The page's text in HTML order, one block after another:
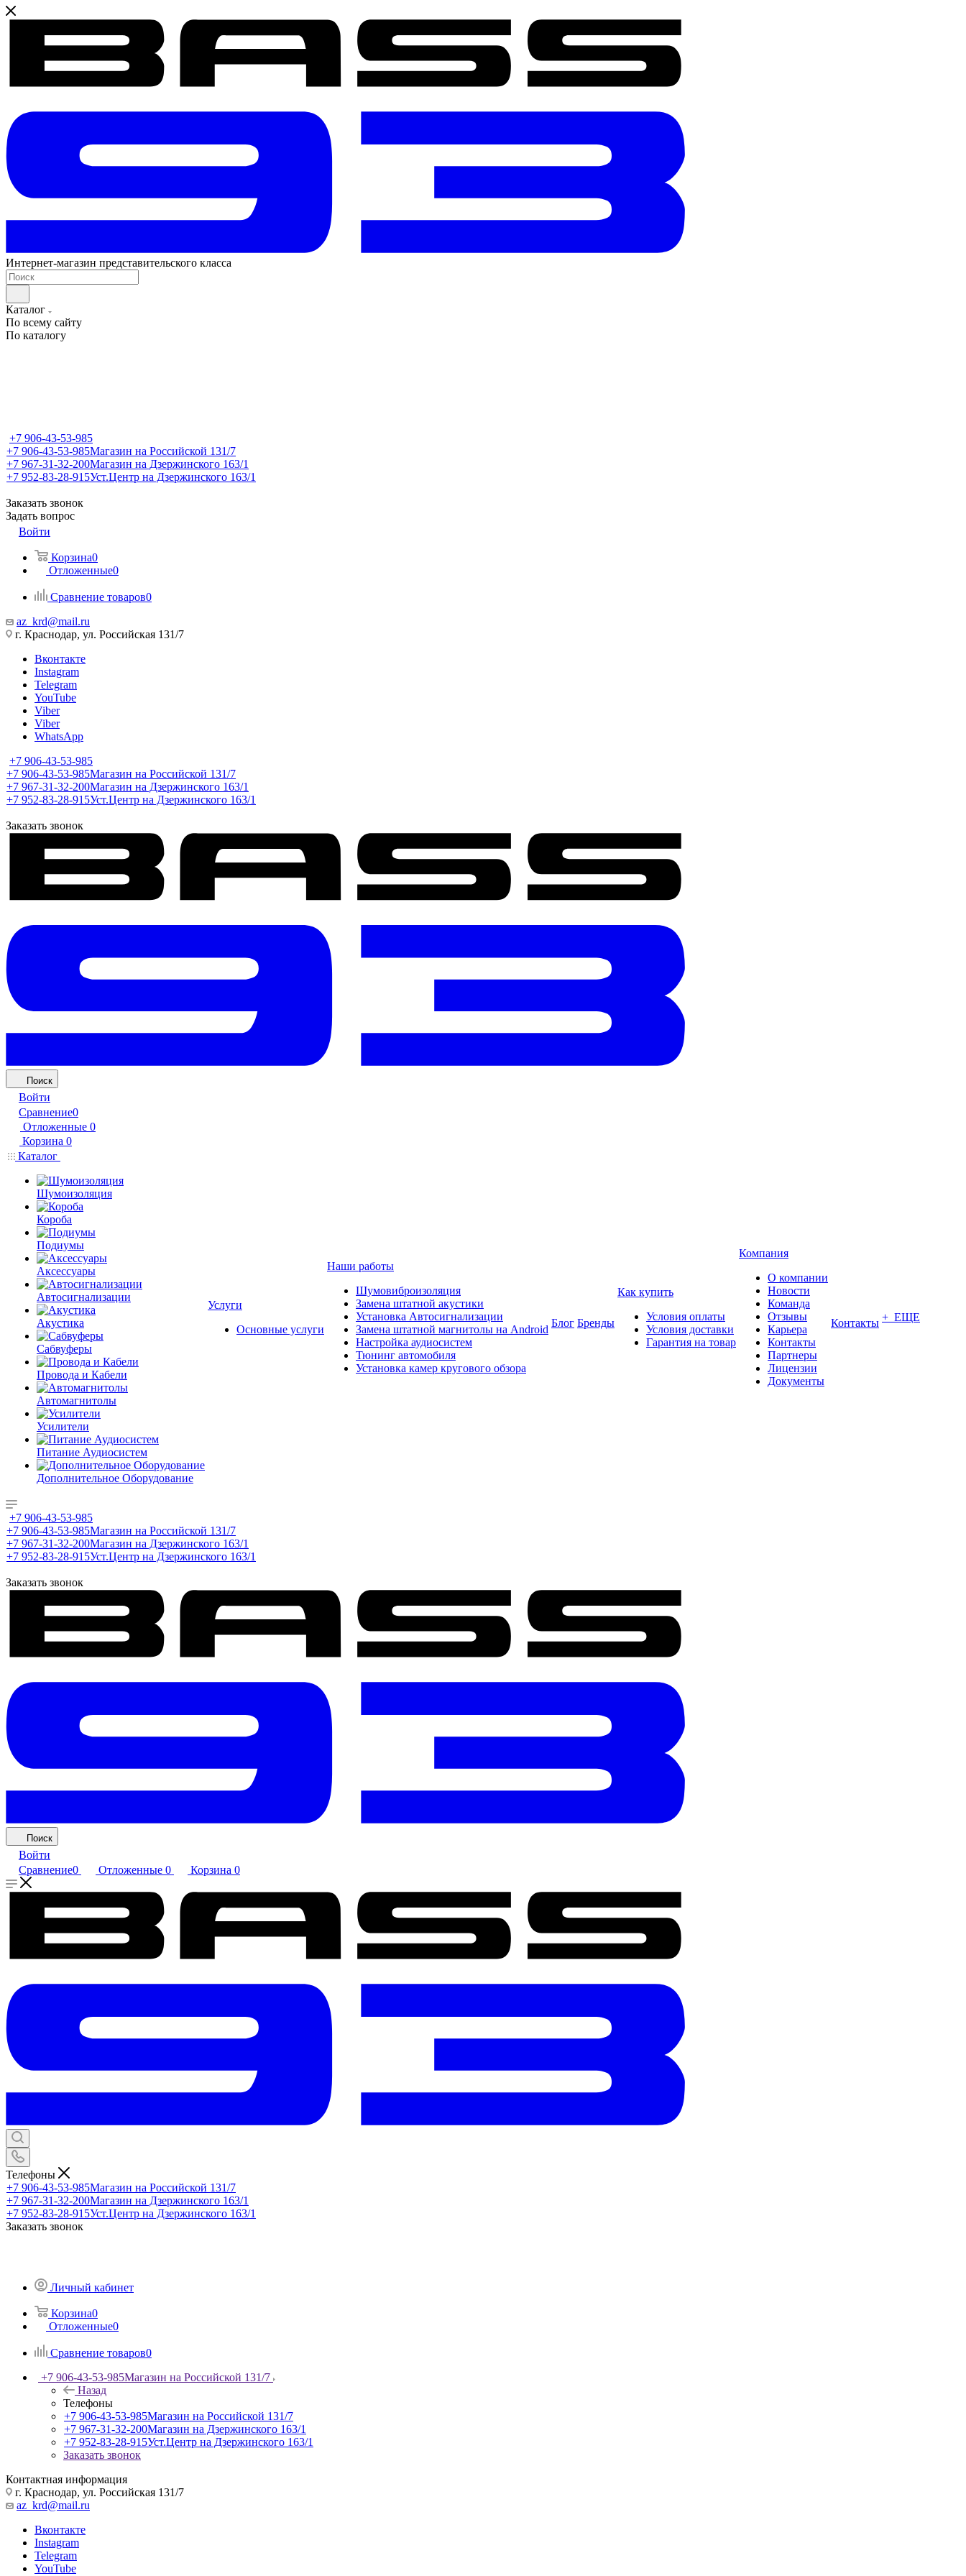
Интернет-магазин представительского класса
Каталог
По всему сайту
По каталогу
+7 906-43-53-985
+7 906-43-53-985Магазин на Российской 131/7
+7 967-31-32-200Магазин на Дзержинского 163/1
+7 952-83-28-915Уст.Центр на Дзержинского 163/1
Заказать звонок
Задать вопрос
Войти
Корзина0
Отложенные0
Сравнение товаров0
az_krd@mail.ru
г. Краснодар, ул. Российская 131/7
Вконтакте
Instagram
Telegram
YouTube
Viber
Viber
WhatsApp
+7 906-43-53-985
+7 906-43-53-985Магазин на Российской 131/7
+7 967-31-32-200Магазин на Дзержинского 163/1
+7 952-83-28-915Уст.Центр на Дзержинского 163/1
Заказать звонок
Поиск
Войти
Сравнение0
Отложенные 0
Корзина 0
Каталог
Шумоизоляция
Короба
Подиумы
Аксессуары
Автосигнализации
Акустика
Сабвуферы
Провода и Кабели
Автомагнитолы
Усилители
Питание Аудиосистем
Дополнительное Оборудование
Услуги
Основные услуги
Наши работы
Шумовиброизоляция
Замена штатной акустики
Установка Автосигнализации
Замена штатной магнитолы на Android
Настройка аудиосистем
Тюнинг автомобиля
Установка камер кругового обзора
Блог Бренды
Как купить
Условия оплаты
Условия доставки
Гарантия на товар
Компания
О компании
Новости
Команда
Отзывы
Карьера
Контакты
Партнеры
Лицензии
Документы
Контакты + ЕЩЕ
+7 906-43-53-985
+7 906-43-53-985Магазин на Российской 131/7
+7 967-31-32-200Магазин на Дзержинского 163/1
+7 952-83-28-915Уст.Центр на Дзержинского 163/1
Заказать звонок
Поиск
Войти
Сравнение0 Отложенные 0 Корзина 0
Телефоны
+7 906-43-53-985Магазин на Российской 131/7
+7 967-31-32-200Магазин на Дзержинского 163/1
+7 952-83-28-915Уст.Центр на Дзержинского 163/1
Заказать звонок
Личный кабинет
Корзина0
Отложенные0
Сравнение товаров0
+7 906-43-53-985Магазин на Российской 131/7
Назад
Телефоны
+7 906-43-53-985Магазин на Российской 131/7
+7 967-31-32-200Магазин на Дзержинского 163/1
+7 952-83-28-915Уст.Центр на Дзержинского 163/1
Заказать звонок
Контактная информация
г. Краснодар, ул. Российская 131/7
az_krd@mail.ru
Вконтакте
Instagram
Telegram
YouTube